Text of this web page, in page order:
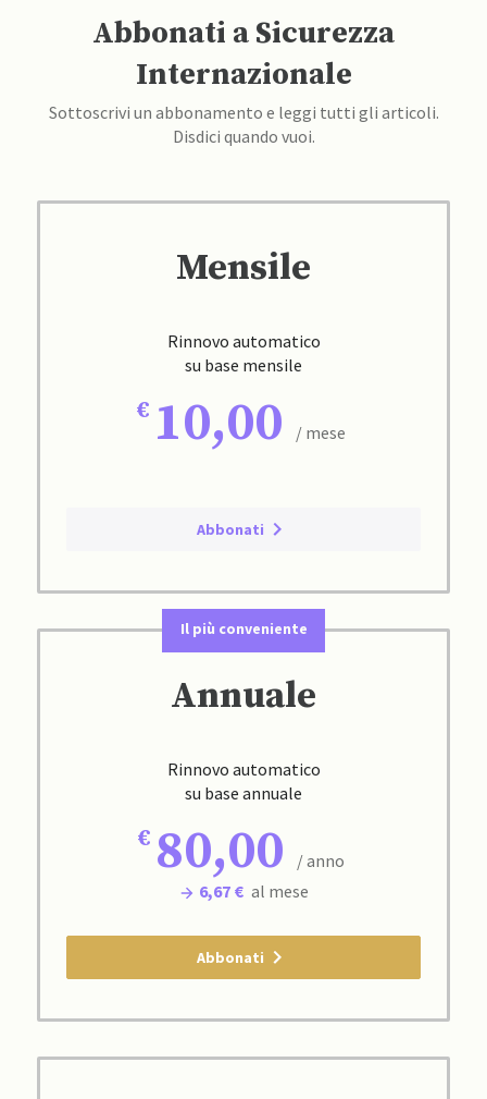
Abbonati a Sicurezza
Internazionale
Sottoscrivi un abbonamento e leggi tutti gli articoli.
Disdici quando vuoi.
Mensile
Rinnovo automatico
su base mensile
10,00 / mese
Abbonati
Il più conveniente
Annuale
Rinnovo automatico
su base annuale
80,00
/ anno
6,67 € al mese
Abbonati